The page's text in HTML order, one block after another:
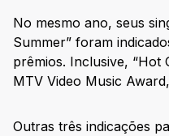
No mesmo ano, seus
Summer” foram
prêmios. Inclusive, “Hot
MTV Video Music
Outras três indicações